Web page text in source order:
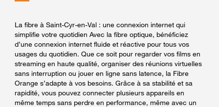
La fibre à Saint-Cyr-en-Val : une connexion internet qui
simplifie votre quotidien Avec la fibre optique, bénéficiez
d’une connexion internet fluide et réactive pour tous vos
usages du quotidien. Que ce soit pour regarder vos films en
streaming en haute qualité, organiser des réunions virtuelles
sans interruption ou jouer en ligne sans latence, la Fibre
Orange s’adapte à vos besoins. Grâce à sa stabilité et sa
rapidité, vous pouvez connecter plusieurs appareils en
même temps sans perdre en performance, même avec un